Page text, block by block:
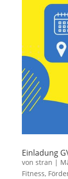
Einladung
von stran |
Fitness,